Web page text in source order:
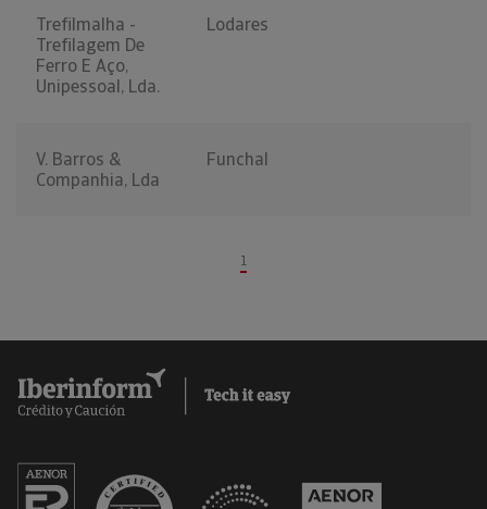
Trefilmalha -
Trefilagem De
Ferro E Aço,
Unipessoal, Lda.
Lodares
V. Barros &
Companhia, Lda
Funchal
1